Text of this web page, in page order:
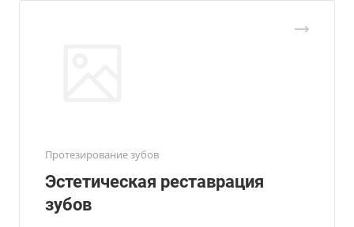
Протезирование зубов
Эстетическая реставрация
зубов